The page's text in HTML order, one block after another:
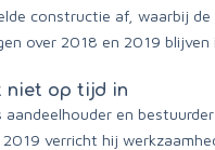
constructie af, waarbij
over 2018 en 2019 blijven
niet op tijd in
en
2019 verricht hij